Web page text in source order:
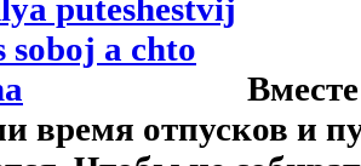
время отпусков и